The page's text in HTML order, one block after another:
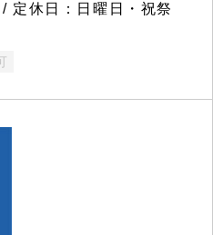
定休日：日曜日・祝祭